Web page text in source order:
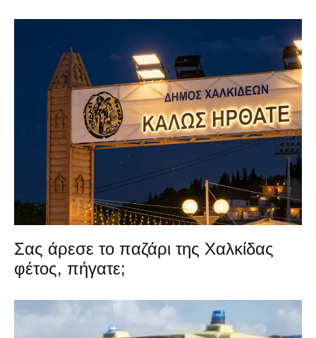
Σας άρεσε το παζάρι της Χαλκίδας
φέτος, πήγατε;